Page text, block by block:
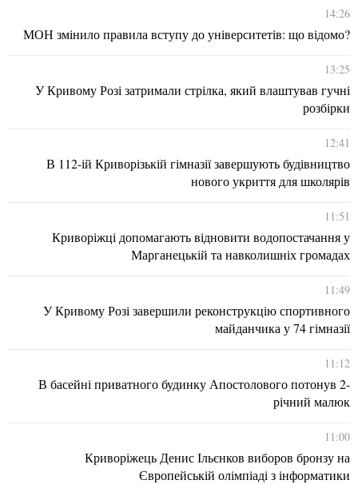
14:26
МОН змінило правила вступу до університетів: що відомо?
13:25
У Кривому Розі затримали стрілка, який влаштував гучні
розбірки
12:41
В 112-ій Криворізькій гімназії завершують будівництво
нового укриття для школярів
11:51
Криворіжці допомагають відновити водопостачання у
Марганецькій та навколишніх громадах
11:49
У Кривому Розі завершили реконструкцію спортивного
майданчика у 74 гімназії
11:12
В басейні приватного будинку Апостолового потонув 2-
річний малюк
11:00
Криворіжець Денис Ільєнков виборов бронзу на
Європейській олімпіаді з інформатики